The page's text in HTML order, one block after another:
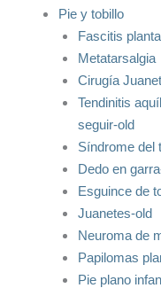
Pie y tobillo
Fascitis
Metatarsalgia
Cirugía
Tendinitis
seguir-old
Síndrome del
Dedo en
Esguince de
Juanetes-old
Neuroma de
Papilomas
Pie plano